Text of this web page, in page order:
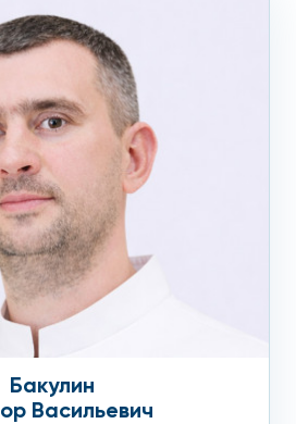
Бакулин
Васильевич